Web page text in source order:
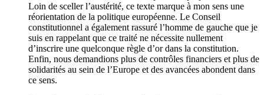
Loin de sceller l’austérité, ce texte marque à mon sens une
réorientation de la politique européenne. Le Conseil
constitutionnel a également rassuré l’homme de gauche que je
suis en rappelant que ce traité ne nécessite nullement
d’inscrire une quelconque règle d’or dans la constitution.
Enfin, nous demandions plus de contrôles financiers et plus de
solidarités au sein de l’Europe et des avancées abondent dans
ce sens.